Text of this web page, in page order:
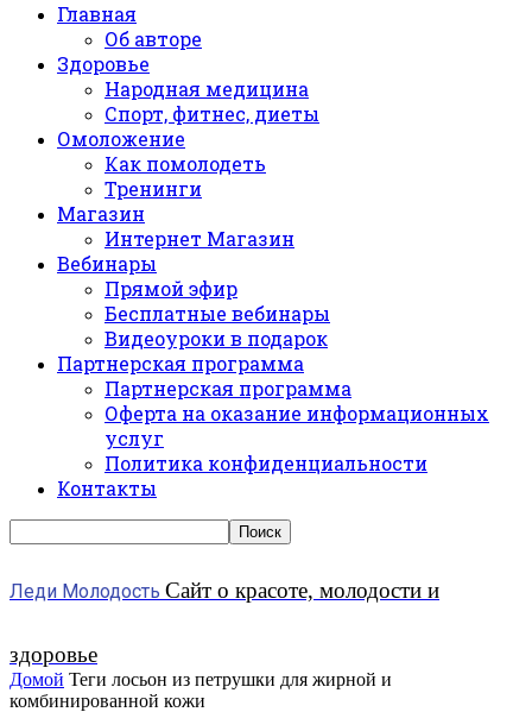
Главная
Об авторе
Здоровье
Народная медицина
Спорт, фитнес, диеты
Омоложение
Как помолодеть
Тренинги
Магазин
Интернет Магазин
Вебинары
Прямой эфир
Бесплатные вебинары
Видеоуроки в подарок
Партнерская программа
Партнерская программа
Оферта на оказание информационных
услуг
Политика конфиденциальности
Контакты
Леди Молодость Сайт о красоте, молодости и
здоровье
Домой Теги лосьон из петрушки для жирной и
комбинированной кожи